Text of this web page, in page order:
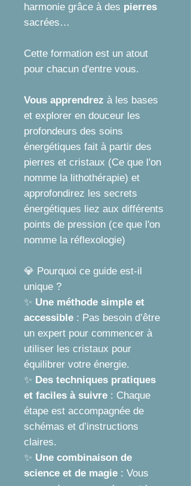
harmonie grâce à des pierres
sacrées…
Cette formation est un atout
pour chacun d'entre vous.
Vous apprendrez à les bases
et explorer en douceur les
profondeurs des soins
énergétiques fait à partir des
pierres et cristaux (Ce que l'on
nomme la lithothérapie) et
approfondirez les secrets
énergétiques liez aux différents
points de pression (ce que l'on
nomme la réflexologie)
💎 Pourquoi ce guide est-il
unique ?
✨ Une méthode simple et
accessible : Pas besoin d’être
un expert pour commencer à
utiliser les cristaux pour
équilibrer votre énergie.
✨ Des techniques pratiques
et faciles à suivre : Chaque
étape est accompagnée de
schémas et d’instructions
claires.
✨ Une combinaison de
science et de magie : Vous